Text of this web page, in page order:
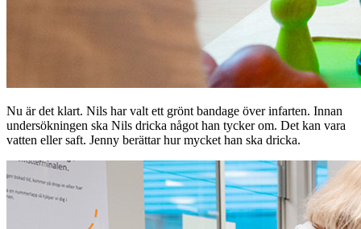
Nu är det klart. Nils har valt ett grönt bandage över infarten. Innan
undersökningen ska Nils dricka något han tycker om. Det kan vara
vatten eller saft. Jenny berättar hur mycket han ska dricka.